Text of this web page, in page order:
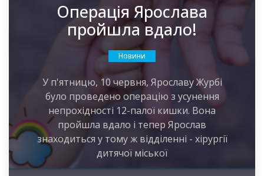
Операція Ярослава
пройшла вдало!
Новини
У п'ятницю, 10 червня, Ярославу Журбі
було проведено операцію з усунення
непрохідності 12-палої кишки. Вона
пройшла вдало і тепер Ярослав
знаходиться у тому ж відділенні - хірургії
дитячої міської